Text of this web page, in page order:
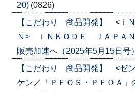
20) (0826)
【こだわり 商品開発】 <ｉ
Ｎ> ｉＮＫＯＤＥ ＪＡＰＡ
販売加速へ（2025年5月15日号
【こだわり 商品開発】 <ゼ
ケン／「ＰＦＯＳ・ＰＦＯＡ」